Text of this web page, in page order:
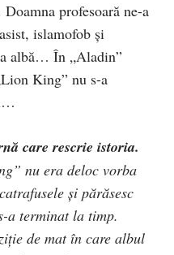
profesoară ne-a
islamofob și
albă… În „Aladin”
King” nu s-a
care rescrie istoria.
nu era deloc vorba
și părăsesc
a terminat la timp.
de mat în care albul